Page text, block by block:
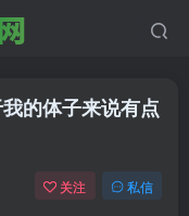
的体子来说有点
关注 私信